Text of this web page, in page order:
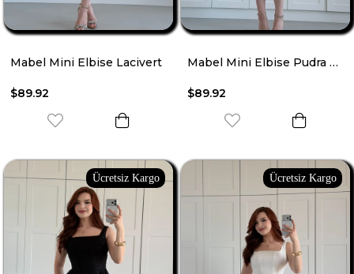
Mabel Mini Elbise Lacivert
$89.92
Mabel Mini Elbise Pudra Pembesi
$89.92